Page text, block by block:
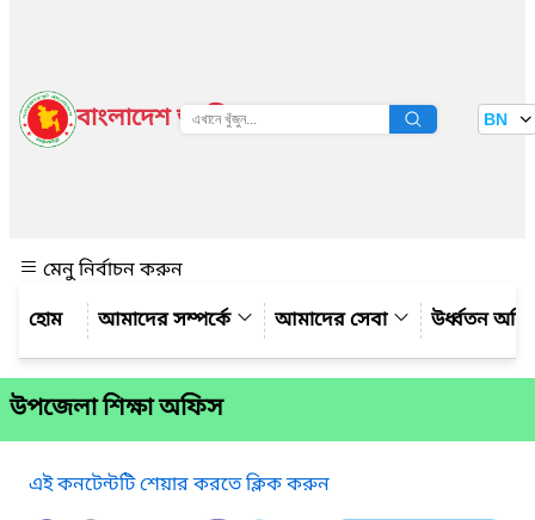
বাংলাদেশ জাতীয় তথ্য বাতায়ন BN
মেনু নির্বাচন করুন
আমাদের সম্পর্কে
আমাদের সেবা উর্ধ্বতন
উপজেলা শিক্ষা অফিস
এই কনটেন্টটি শেয়ার করতে ক্লিক করুন